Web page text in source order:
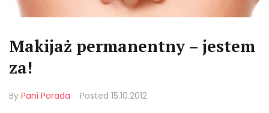
Makijaż permanentny – jestem
za!
By Pani Porada Posted 15.10.2012